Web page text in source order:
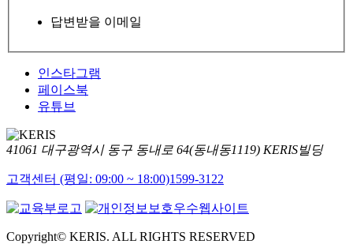
답변받을 이메일
인스타그램
페이스북
유튜브
41061 대구광역시 동구 동내로 64(동내동1119) KERIS빌딩
고객센터 (평일: 09:00 ~ 18:00)1599-3122
Copyright© KERIS. ALL RIGHTS RESERVED